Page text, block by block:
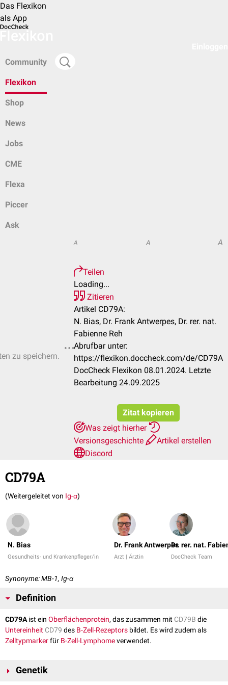
Das Flexikon
als App
Community
Flexikon
Shop
News
Jobs
CME
Flexa
Piccer
Ask
zu speichern.
A A A
Teilen
Loading...
Zitieren
Artikel CD79A:
N. Bias, Dr. Frank Antwerpes, Dr. rer. nat.
Fabienne Reh
Abrufbar unter:
https://flexikon.doccheck.com/de/CD79A
DocCheck Flexikon 08.01.2024. Letzte
Bearbeitung 24.09.2025
Zitat kopieren
Was zeigt hierher
Versionsgeschichte
Artikel erstellen
Discord
CD79A
(Weitergeleitet von Ig-α)
N. Bias
Gesundheits- und Krankenpfleger/in
Dr. Frank Antwerpes
Arzt | Ärztin
Dr. rer. nat.
DocCheck Team
Synonyme: MB-1, Ig-α
Definition
CD79Aist ein Oberflächenprotein, das zusammen mit CD79B die
Untereinheit CD79 des B-Zell-Rezeptors bildet. Es wird zudem als
Zelltypmarkerfür B-Zell-Lymphomeverwendet.
Genetik